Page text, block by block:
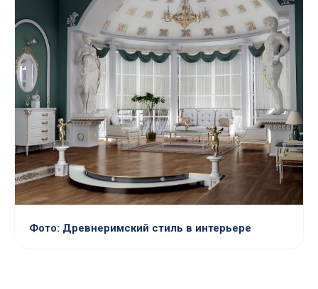
Фото: Древнеримский стиль в интерьере